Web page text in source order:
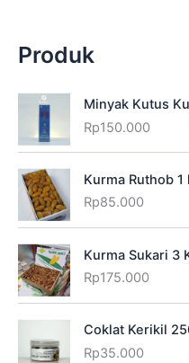
Produk
Minyak Kutus
Rp150.000
Kurma Ruthob
Rp85.000
Kurma Sukari 3
Rp175.000
Coklat Kerikil
Rp35.000